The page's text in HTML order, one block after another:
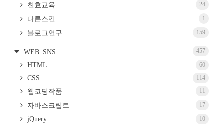
친효교육 24
다른스킨 1
블로그연구 159
WEB_SNS 457
HTML 60
CSS 114
웹코딩작품 11
자바스크립트 17
jQuery 10